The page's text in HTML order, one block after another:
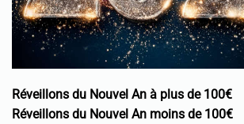
Réveillons du Nouvel An à plus de 100€
Réveillons du Nouvel An moins de 100€